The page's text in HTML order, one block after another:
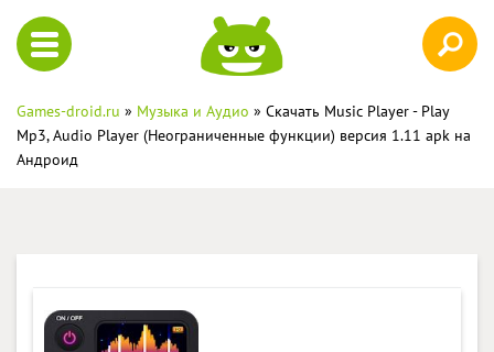
Games-droid.ru » Музыка и Аудио » Скачать Music Player - Play
Mp3, Audio Player (Неограниченные функции) версия 1.11 apk на
Андроид